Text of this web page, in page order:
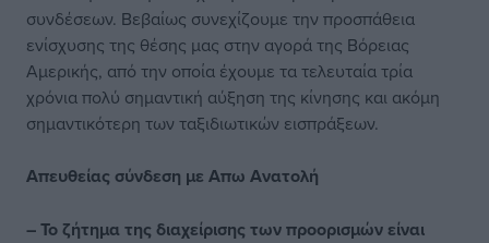
συνδέσεων. Βεβαίως συνεχίζουμε την προσπάθεια
ενίσχυσης της θέσης μας στην αγορά της Βόρειας
Αμερικής, από την οποία έχουμε τα τελευταία τρία
χρόνια πολύ σημαντική αύξηση της κίνησης και ακόμη
σημαντικότερη των ταξιδιωτικών εισπράξεων.
Απευθείας σύνδεση με Απω Ανατολή
– Το ζήτημα της διαχείρισης των προορισμών είναι